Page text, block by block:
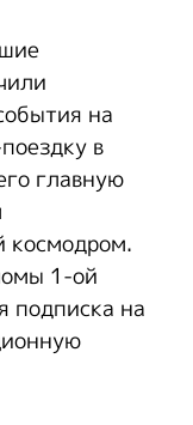
на
в
главную
космодром.
1-ой
подписка на